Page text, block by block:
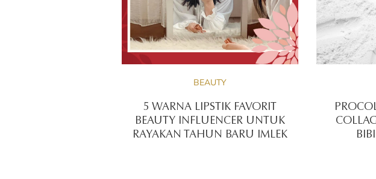
BEAUTY
5 WARNA LIPSTIK FAVORIT
BEAUTY INFLUENCER UNTUK
RAYAKAN TAHUN BARU IMLEK